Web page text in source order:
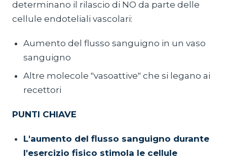
determinano il rilascio di NO da parte delle
cellule endoteliali vascolari:
Aumento del flusso sanguigno in un vaso
sanguigno
Altre molecole "vasoattive" che si legano ai
recettori
PUNTI CHIAVE
L'aumento del flusso sanguigno durante
l'esercizio fisico stimola le cellule